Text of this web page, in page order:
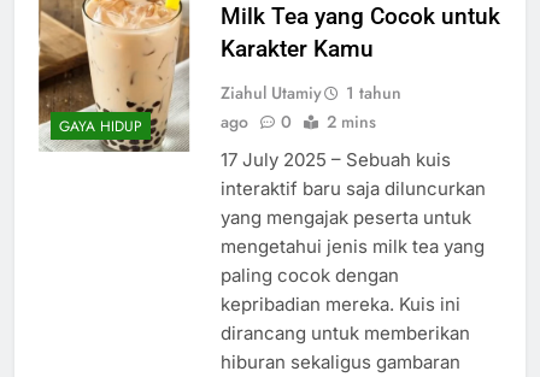
GAYA HIDUP
Milk Tea yang Cocok untuk
Karakter Kamu
Ziahul Utamiy
1 tahun
ago
0 2 mins
17 July 2025 – Sebuah kuis
interaktif baru saja diluncurkan
yang mengajak peserta untuk
mengetahui jenis milk tea yang
paling cocok dengan
kepribadian mereka. Kuis ini
dirancang untuk memberikan
hiburan sekaligus gambaran